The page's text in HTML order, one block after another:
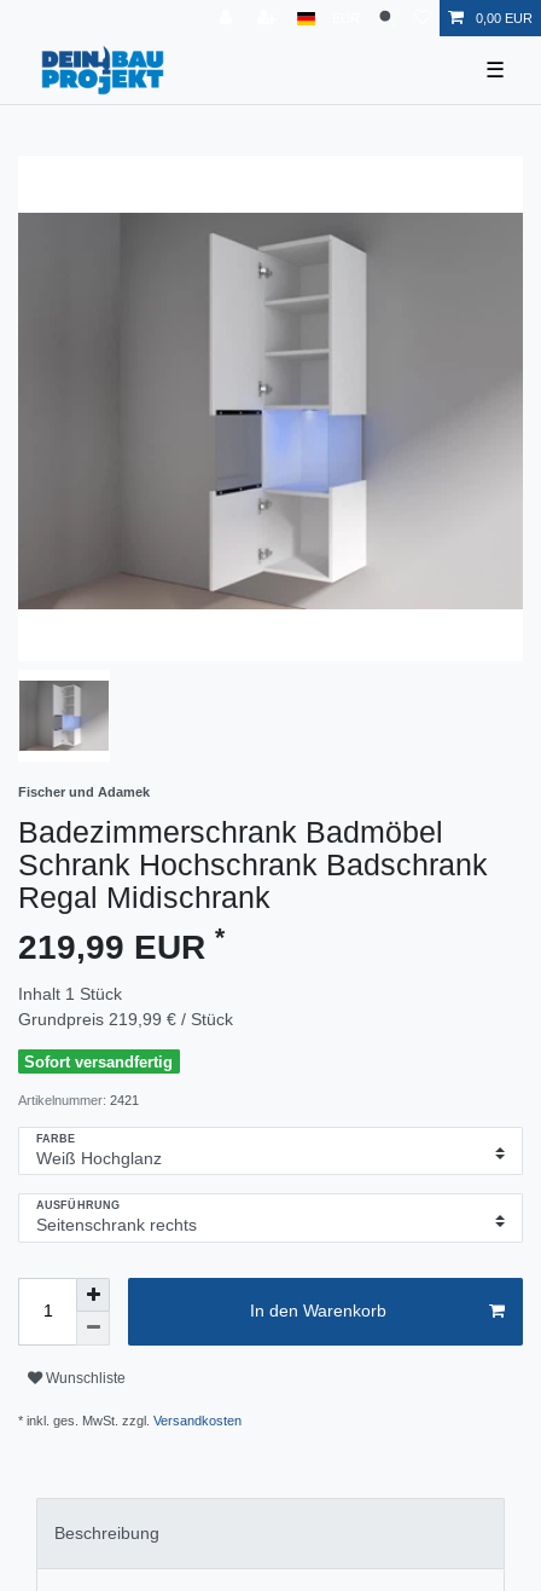
0,00 EUR
☰
Fischer und Adamek
Badezimmerschrank Badmöbel
Schrank Hochschrank Badschrank
Regal Midischrank
219,99 EUR *
Inhalt 1 Stück
Grundpreis 219,99 € / Stück
Sofort versandfertig
Artikelnummer: 2421
FARBE
AUSFÜHRUNG
In den Warenkorb
Wunschliste
* inkl. ges. MwSt. zzgl. Versandkosten
Beschreibung